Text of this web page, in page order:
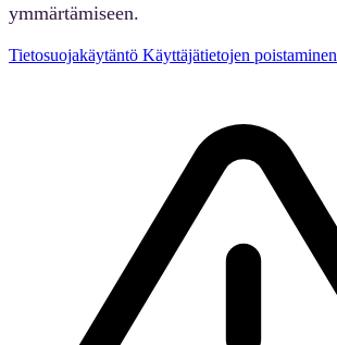
ymmärtämiseen.
Tietosuojakäytäntö Käyttäjätietojen poistaminen